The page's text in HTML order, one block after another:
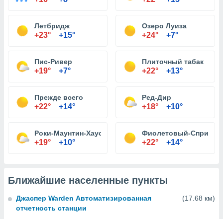
Летбридж
+23° +15°
Озеро Луиза
+24° +7°
Пис-Ривер
+19° +7°
Плиточный табак
+22° +13°
Прежде всего
+22° +14°
Ред-Дир
+18° +10°
Роки-Маунтин-Хаус
+19° +10°
Фиолетовый-Спрингс
+22° +14°
Ближайшие населенные пункты
Джаспер Warden Автоматизированная
отчетность станции
(17.68 км)